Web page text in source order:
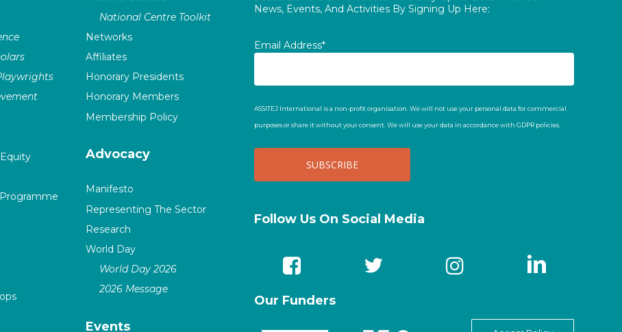
National Centre Toolkit
Networks
Affiliates
Honorary Presidents
Honorary Members
Membership Policy
Advocacy
Manifesto
Representing The Sector
Research
World Day
World Day 2026
2026 Message
Events
News, Events, And Activities By Signing Up Here:
Email Address*
ASSITEJ International is a non-profit organisation. We will not use your personal data for commercial
purposes or share it without your consent. We will use your data in accordance with GDPR policies.
Follow Us On Social Media
Our Funders